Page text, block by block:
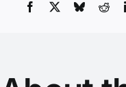
Facebook Bluesky